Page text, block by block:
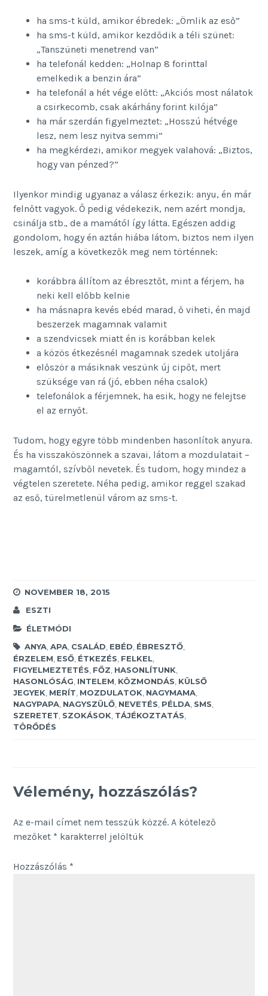
ha sms-t küld, amikor ébredek: „Ömlik az eső”
ha sms-t küld, amikor kezdődik a téli szünet:
„Tanszüneti menetrend van”
ha telefonál kedden: „Holnap 8 forinttal
emelkedik a benzin ára”
ha telefonál a hét vége előtt: „Akciós most nálatok
a csirkecomb, csak akárhány forint kilója”
ha már szerdán figyelmeztet: „Hosszú hétvége
lesz, nem lesz nyitva semmi”
ha megkérdezi, amikor megyek valahová: „Biztos,
hogy van pénzed?”
Ilyenkor mindig ugyanaz a válasz érkezik: anyu, én már
felnőtt vagyok. Ő pedig védekezik, nem azért mondja,
csinálja stb., de a mamától így látta. Egészen addig
gondolom, hogy én aztán hiába látom, biztos nem ilyen
leszek, amíg a következők meg nem történnek:
korábbra állítom az ébresztőt, mint a férjem, ha
neki kell előbb kelnie
ha másnapra kevés ebéd marad, ő viheti, én majd
beszerzek magamnak valamit
a szendvicsek miatt én is korábban kelek
a közös étkezésnél magamnak szedek utoljára
először a másiknak veszünk új cipőt, mert
szüksége van rá (jó, ebben néha csalok)
telefonálok a férjemnek, ha esik, hogy ne felejtse
el az ernyőt.
Tudom, hogy egyre több mindenben hasonlítok anyura.
És ha visszaköszönnek a szavai, látom a mozdulatait –
magamtól, szívből nevetek. És tudom, hogy mindez a
végtelen szeretete. Néha pedig, amikor reggel szakad
az eső, türelmetlenül várom az sms-t.
NOVEMBER 18, 2015
ESZTI
ÉLETMÓDI
ANYA,APA, CSALÁD, EBÉD, ÉBRESZTŐ,
ÉRZELEM, ESŐ, ÉTKEZÉS, FELKEL,
FIGYELMEZTETÉS, FŐZ, HASONLÍTUNK,
HASONLÓSÁG, INTELEM, KÖZMONDÁS, KÜLSŐ
JEGYEK, MERÍT, MOZDULATOK, NAGYMAMA,
NAGYPAPA, NAGYSZÜLŐ, NEVETÉS, PÉLDA, SMS,
SZERETET, SZOKÁSOK, TÁJÉKOZTATÁS,
TÖRŐDÉS
Vélemény, hozzászólás?
Az e-mail címet nem tesszük közzé. A kötelező
mezőket * karakterrel jelöltük
Hozzászólás *